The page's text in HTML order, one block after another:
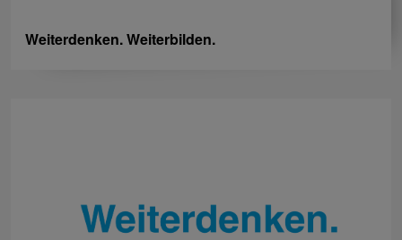
Weiterdenken. Weiterbilden.